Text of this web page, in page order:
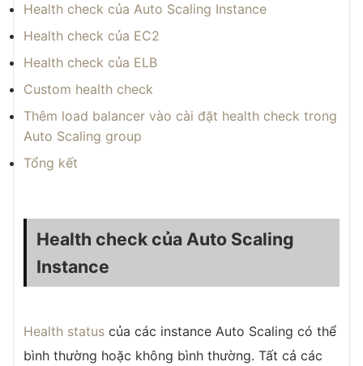
Health check của Auto Scaling Instance
Health check của EC2
Health check của ELB
Custom health check
Thêm load balancer vào cài đặt health check trong
Auto Scaling group
Tổng kết
Health check của Auto Scaling
Instance
Health status của các instance Auto Scaling có thể
bình thường hoặc không bình thường. Tất cả các